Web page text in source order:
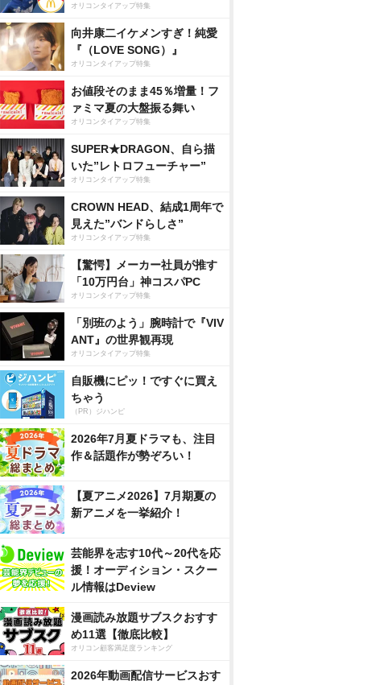
オリコンタイアップ特集
向井康二イケメンすぎ！純愛
『（LOVE SONG）』
オリコンタイアップ特集
お値段そのまま45％増量！フ
ァミマ夏の大盤振る舞い
オリコンタイアップ特集
SUPER★DRAGON、自ら描
いた”レトロフューチャー”
オリコンタイアップ特集
CROWN HEAD、結成1周年で
見えた”バンドらしさ”
オリコンタイアップ特集
【驚愕】メーカー社員が推す
「10万円台」神コスパPC
オリコンタイアップ特集
「別班のよう」腕時計で『VIV
ANT』の世界観再現
オリコンタイアップ特集
自販機にピッ！ですぐに買え
ちゃう
（PR）ジハンピ
2026年7月夏ドラマも、注目
作＆話題作が勢ぞろい！
【夏アニメ2026】7月期夏の
新アニメを一挙紹介！
芸能界を志す10代～20代を応
援！オーディション・スクー
ル情報はDeview
漫画読み放題サブスクおすす
め11選【徹底比較】
オリコン顧客満足度ランキング
2026年動画配信サービスおす